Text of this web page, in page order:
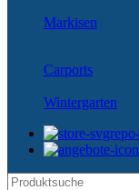
Markisen
Carports
Wintergarten